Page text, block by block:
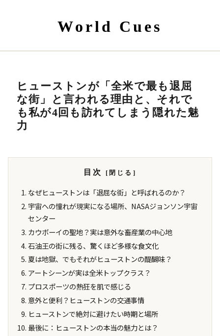
World Cues
ヒューストンが「全米で最も退屈
な街」と言われる理由と、それで
も私が4回も訪れてしまう隠れた魅
力
目次
なぜヒューストンは「退屈な街」と呼ばれるのか？
宇宙への憧れが現実になる場所、NASAジョンソン宇宙
センター
カウボーイの聖地？実は意外な畜産業の中心地
石油王の街に残る、驚くほど多様な食文化
夏は地獄、でもそれがヒューストンの醍醐味？
アートシーンが実は全米トップクラス？
プロスポーツの熱狂を肌で感じる
意外と便利？ヒューストンの交通事情
ヒューストンで絶対に避けたい時期と場所
最後に：ヒューストンの本当の魅力とは？